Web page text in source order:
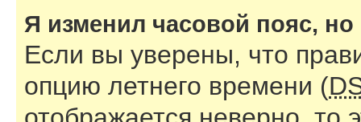
Я изменил часовой пояс,
Если вы уверены, что
опцию летнего времени (